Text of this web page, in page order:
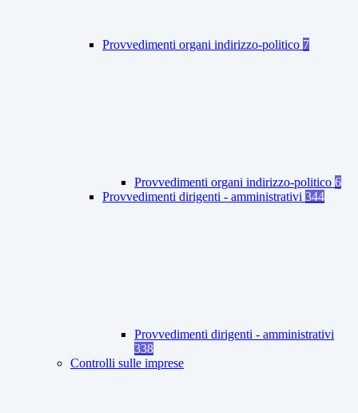
Provvedimenti organi indirizzo-politico 7
Provvedimenti organi indirizzo-politico 6
Provvedimenti dirigenti - amministrativi 344
Provvedimenti dirigenti - amministrativi
338
Controlli sulle imprese